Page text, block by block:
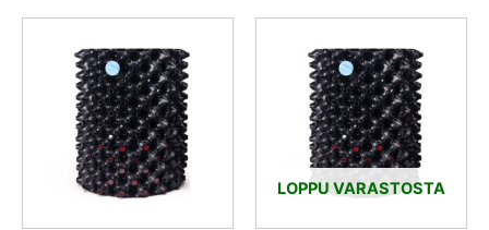
LOPPU VARASTOSTA